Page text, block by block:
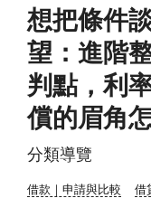
想把條件
望：進階
判點，利
償的眉角
分類導覽
借款｜申請與比較 借